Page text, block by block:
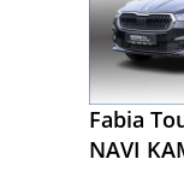
Fabia
NAVI